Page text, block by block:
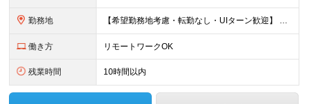
勤務地 【希望勤務地考慮・転勤なし・UIターン歓迎】 本社（東京都新宿区大京町）および首都圏の勤務先 ★リモートワーク応相談 ★上京を希望する地方在住者の方も大歓迎！ ★横浜に営業拠点開設 神奈川県内や神
働き方 リモートワークOK
残業時間 10時間以内